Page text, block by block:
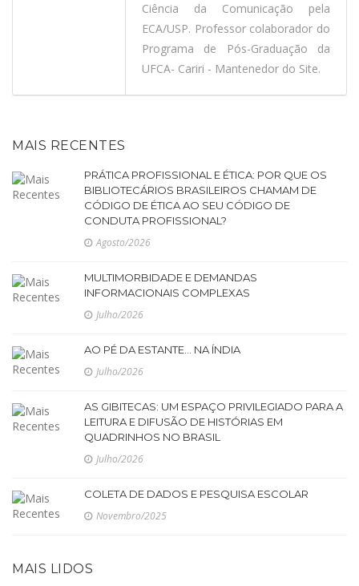
Ciência da Comunicação pela
ECA/USP. Professor colaborador do
Programa de Pós-Graduação da
UFCA- Cariri - Mantenedor do Site.
MAIS RECENTES
PRÁTICA PROFISSIONAL E ÉTICA: POR QUE OS
BIBLIOTECÁRIOS BRASILEIROS CHAMAM DE
CÓDIGO DE ÉTICA AO SEU CÓDIGO DE
CONDUTA PROFISSIONAL?
Agosto/2026
MULTIMORBIDADE E DEMANDAS
INFORMACIONAIS COMPLEXAS
Julho/2026
AO PÉ DA ESTANTE... NA ÍNDIA
Julho/2026
AS GIBITECAS: UM ESPAÇO PRIVILEGIADO PARA A
LEITURA E DIFUSÃO DE HISTÓRIAS EM
QUADRINHOS NO BRASIL
Julho/2026
COLETA DE DADOS E PESQUISA ESCOLAR
Novembro/2025
MAIS LIDOS